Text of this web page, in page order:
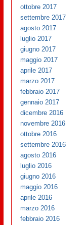
ottobre 2017
settembre 2017
agosto 2017
luglio 2017
giugno 2017
maggio 2017
aprile 2017
marzo 2017
febbraio 2017
gennaio 2017
dicembre 2016
novembre 2016
ottobre 2016
settembre 2016
agosto 2016
luglio 2016
giugno 2016
maggio 2016
aprile 2016
marzo 2016
febbraio 2016